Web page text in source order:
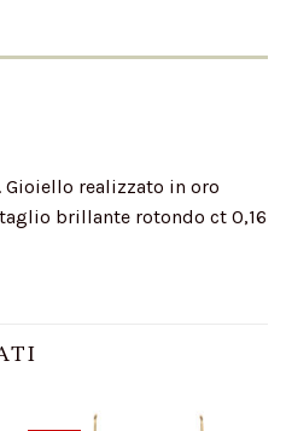
realizzato in oro
brillante rotondo ct 0,16